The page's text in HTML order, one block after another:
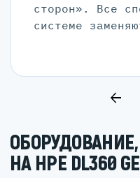
сторон». Все
системе
НА HPE DL360